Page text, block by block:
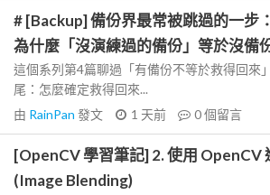
# [Backup] 備份界最常被跳過的一步
為什麼「沒演練過的備份」等於沒備
這個系列第4篇聊過「有備份不等於救得回來
尾：怎麼確定救得回來...
由 RainPan 發文 1 天前 0個留言
[OpenCV 學習筆記] 2. 使用 OpenCV
(Image Blending)